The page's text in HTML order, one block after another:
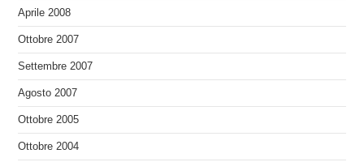
Aprile 2008
Ottobre 2007
Settembre 2007
Agosto 2007
Ottobre 2005
Ottobre 2004